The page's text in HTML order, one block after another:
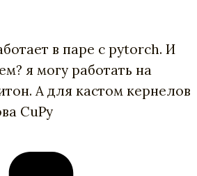
в паре с pytorch. И
я могу работать на
А для кастом кернелов
CuPy